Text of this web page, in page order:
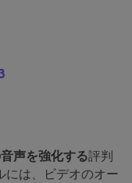
声を強化する評判
には、ビデオのオー